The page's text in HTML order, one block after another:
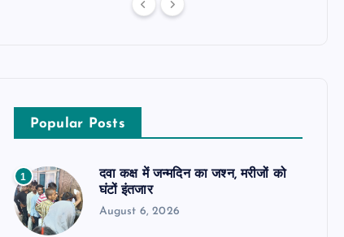
Popular Posts
1
दवा कक्ष में जन्मदिन का जश्न, मरीजों को
घंटों इंतजार
August 6, 2026